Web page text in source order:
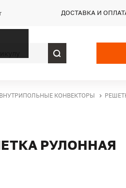
ДОСТАВКА И
ВНУТРИПОЛЬНЫЕ КОНВЕКТОРЫ
РУЛОННАЯ